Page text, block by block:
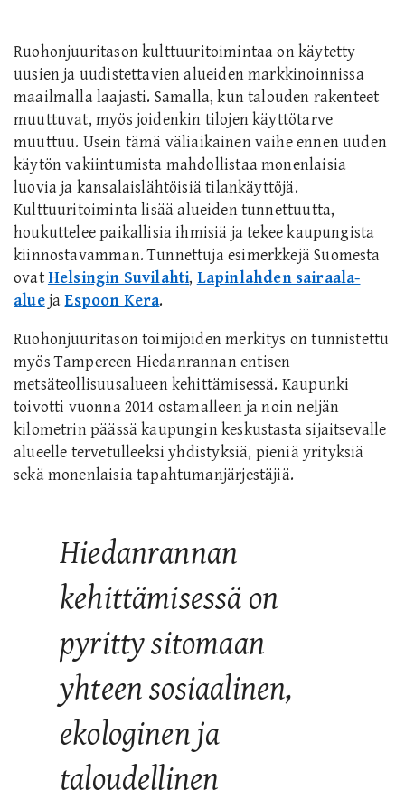
Ruohonjuuritason kulttuuritoimintaa on käytetty
uusien ja uudistettavien alueiden markkinoinnissa
maailmalla laajasti. Samalla, kun talouden rakenteet
muuttuvat, myös joidenkin tilojen käyttötarve
muuttuu. Usein tämä väliaikainen vaihe ennen uuden
käytön vakiintumista mahdollistaa monenlaisia
luovia ja kansalaislähtöisiä tilankäyttöjä.
Kulttuuritoiminta lisää alueiden tunnettuutta,
houkuttelee paikallisia ihmisiä ja tekee kaupungista
kiinnostavamman. Tunnettuja esimerkkejä Suomesta
ovatHelsingin Suvilahti, Lapinlahden sairaala-
aluejaEspoon Kera.
Ruohonjuuritason toimijoiden merkitys on tunnistettu
myös Tampereen Hiedanrannan entisen
metsäteollisuusalueen kehittämisessä. Kaupunki
toivotti vuonna 2014 ostamalleen ja noin neljän
kilometrin päässä kaupungin keskustasta sijaitsevalle
alueelle tervetulleeksi yhdistyksiä, pieniä yrityksiä
sekä monenlaisia tapahtumanjärjestäjiä.
Hiedanrannan
kehittämisessä on
pyritty sitomaan
yhteen sosiaalinen,
ekologinen ja
taloudellinen